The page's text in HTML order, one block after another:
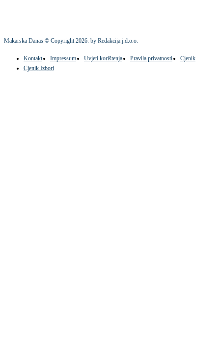
Makarska Danas © Copyright2026. by Redakcija j.d.o.o.
Kontakt Impressum Uvjeti korištenja Pravila privatnosti
Cjenik
Cjenik Izbori